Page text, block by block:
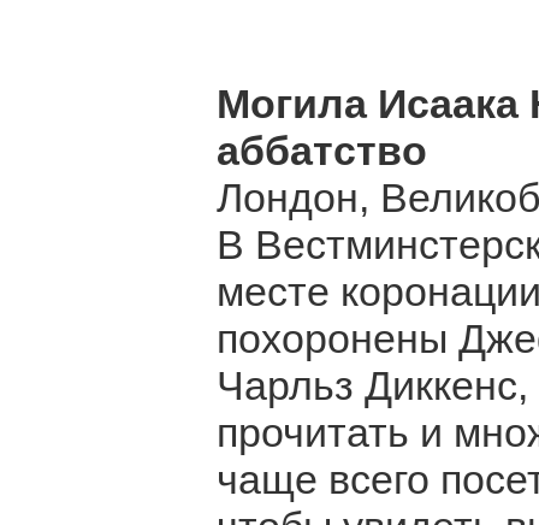
Могила Исаака
аббатство
Лондон,
В
месте
похоронены
Чарльз
прочитать и
чаще всего